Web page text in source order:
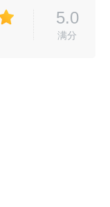
5.0
满分